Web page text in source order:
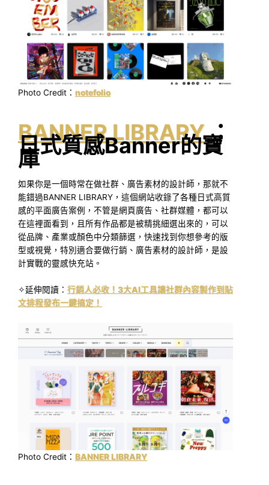
Photo Credit： notefolio
BANNER LIBRARY：
日式質感Banner的寶
庫
如果你是一個時常在做社群、廣告素材的設計師，那就不
能錯過BANNER LIBRARY，這個網站收錄了各種日式高質
感的平面廣告案例，不管是網頁廣告、社群媒體，都可以
在這裡面看到，且所有作品都是被精挑細選出來的，可以
從品牌、產業或顏色中分類篩選，快速找到你想參考的版
型或視覺，特別適合要做行銷、廣告素材的設計師，是設
計實戰的靈感快充站。
✧延伸閱讀： 行銷人必收！3大AI工具讓社群內容製作到貼
文排程發布一鍵搞定！
Photo Credit： BANNER LIBRARY